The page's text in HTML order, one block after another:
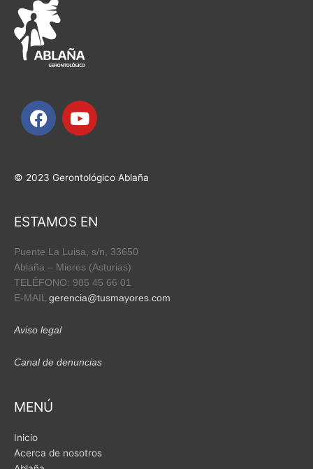
F
a
b
o
k
Y
o
u
e
© 2023 Gerontológico Ablaña
ESTAMOS EN
Puente La Luisa, s/n, 33650
Ablaña – Mieres (Asturias)
TELÉFONO: 985 45 66 01
E-MAIL gerencia@tusmayores.com
Aviso legal
Canal de denuncias
MENÚ
Inicio
Acerca de nosotros